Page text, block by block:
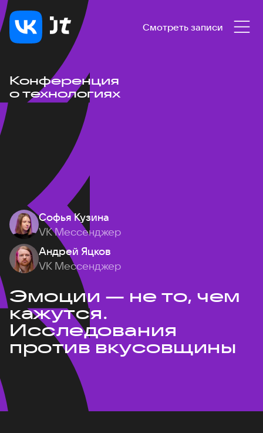
Смотреть записи
Конференция
о технологиях
Софья Кузина
VK Мессенджер
Андрей Яцков
VK Мессенджер
Эмоции — не то, чем
кажутся.
Исследования
против вкусовщины